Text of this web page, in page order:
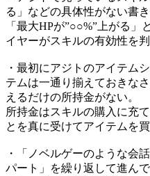
る」などの具体性がない書
「最大HPが”○○%”上がる
イヤーがスキルの有効性を判
・最初にアジトのアイテム
テムは一通り揃えておきな
えるだけの所持金がない。
所持金はスキルの購入に充
とを真に受けてアイテムを
・「ノベルゲーのような会
パート」を繰り返して進ん